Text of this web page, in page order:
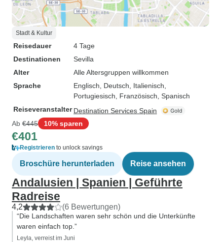
Stadt & Kultur
Reisedauer
4 Tage
Destinationen
Sevilla
Alter
Alle Altersgruppen willkommen
Sprache
Englisch, Deutsch, Italienisch,
Portugiesisch, Französisch, Spanisch
Reiseveranstalter Destination Services Spain
Ab €445 10% sparen
€401
Registrieren to unlock savings
Broschüre herunterladen Reise ansehen
Andalusien | Spanien | Geführte
Radreise
4,2 (6 Bewertungen)
“Die Landschaften waren sehr schön und die Unterkünfte
waren einfach top.”
Leyla, verreist im Juni